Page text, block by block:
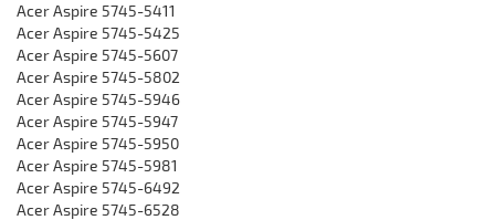
Acer Aspire 5745-5411
Acer Aspire 5745-5425
Acer Aspire 5745-5607
Acer Aspire 5745-5802
Acer Aspire 5745-5946
Acer Aspire 5745-5947
Acer Aspire 5745-5950
Acer Aspire 5745-5981
Acer Aspire 5745-6492
Acer Aspire 5745-6528